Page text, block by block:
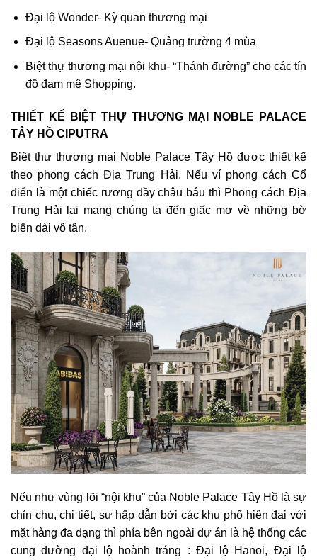
Đại lộ Wonder- Kỳ quan thương mại
Đại lộ Seasons Auenue- Quảng trường 4 mùa
Biệt thự thương mại nội khu- “Thánh đường” cho các tín
đồ đam mê Shopping.
THIẾT KẾ BIỆT THỰ THƯƠNG MẠI NOBLE PALACE
TÂY HỒ CIPUTRA
Biệt thự thương mại Noble Palace Tây Hồ được thiết kế
theo phong cách Địa Trung Hải. Nếu ví phong cách Cổ
điển là một chiếc rương đầy châu báu thì Phong cách Địa
Trung Hải lại mang chúng ta đến giấc mơ về những bờ
biển dài vô tận.
Nếu như vùng lõi “nội khu” của Noble Palace Tây Hồ là sự
chỉn chu, chi tiết, sự hấp dẫn bởi các khu phố hiện đại với
mặt hàng đa dạng thì phía bên ngoài dự án là hệ thống các
cung đường đại lộ hoành tráng : Đại lộ Hanoi, Đại lộ